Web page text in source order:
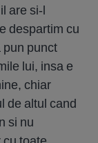
are si-l
despartim cu
pun punct
lui, insa e
chiar
de altul cand
si nu